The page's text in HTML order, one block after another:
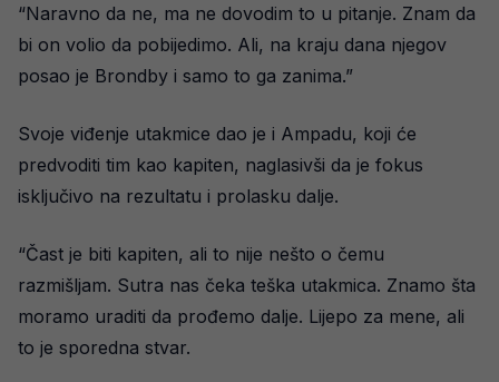
“Naravno da ne, ma ne dovodim to u pitanje. Znam da
bi on volio da pobijedimo. Ali, na kraju dana njegov
posao je Brondby i samo to ga zanima.”
Svoje viđenje utakmice dao je i Ampadu, koji će
predvoditi tim kao kapiten, naglasivši da je fokus
isključivo na rezultatu i prolasku dalje.
“Čast je biti kapiten, ali to nije nešto o čemu
razmišljam. Sutra nas čeka teška utakmica. Znamo šta
moramo uraditi da prođemo dalje. Lijepo za mene, ali
to je sporedna stvar.